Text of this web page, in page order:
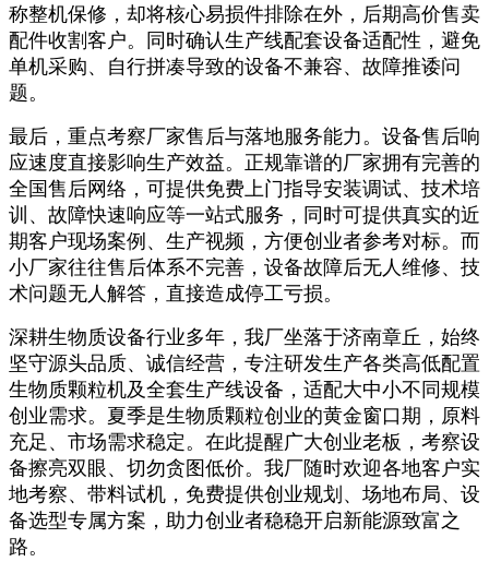
称整机保修，却将核心易损件排除在外，后期高价售卖
配件收割客户。同时确认生产线配套设备适配性，避免
单机采购、自行拼凑导致的设备不兼容、故障推诿问
题。
最后，重点考察厂家售后与落地服务能力。设备售后响
应速度直接影响生产效益。正规靠谱的厂家拥有完善的
全国售后网络，可提供免费上门指导安装调试、技术培
训、故障快速响应等一站式服务，同时可提供真实的近
期客户现场案例、生产视频，方便创业者参考对标。而
小厂家往往售后体系不完善，设备故障后无人维修、技
术问题无人解答，直接造成停工亏损。
深耕生物质设备行业多年，我厂坐落于济南章丘，始终
坚守源头品质、诚信经营，专注研发生产各类高低配置
生物质颗粒机及全套生产线设备，适配大中小不同规模
创业需求。夏季是生物质颗粒创业的黄金窗口期，原料
充足、市场需求稳定。在此提醒广大创业老板，考察设
备擦亮双眼、切勿贪图低价。我厂随时欢迎各地客户实
地考察、带料试机，免费提供创业规划、场地布局、设
备选型专属方案，助力创业者稳稳开启新能源致富之
路。